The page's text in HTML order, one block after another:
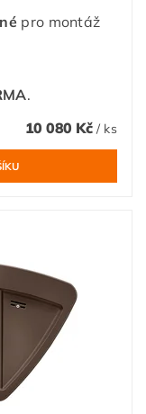
pro montáž
.
10 080 Kč / ks